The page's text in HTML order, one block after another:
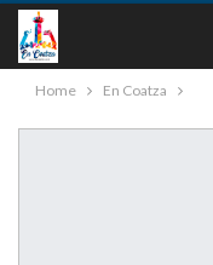
Home En Coatza